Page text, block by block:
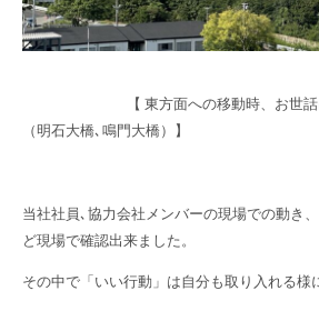
【 東方面への移動時、お世話に
（明石大橋､鳴門大橋）】
当社社員､協力会社メンバーの現場での動き
ど現場で確認出来ました。
その中で「いい行動」は自分も取り入れる様